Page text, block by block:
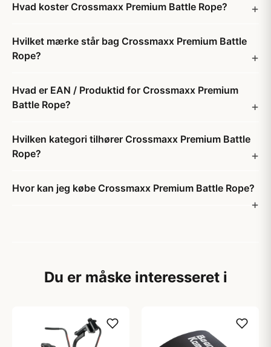
Hvad koster Crossmaxx Premium Battle Rope?
Hvilket mærke står bag Crossmaxx Premium Battle
Rope?
Hvad er EAN / Produktid for Crossmaxx Premium
Battle Rope?
Hvilken kategori tilhører Crossmaxx Premium Battle
Rope?
Hvor kan jeg købe Crossmaxx Premium Battle Rope?
Du er måske interesseret i